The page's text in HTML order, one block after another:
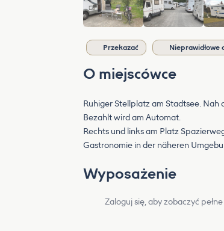
Przekazać Nieprawidłowe
O miejscówce
Ruhiger Stellplatz am Stadtsee. Nah
Bezahlt wird am Automat.
Rechts und links am Platz
Gastronomie in der näheren
Wyposażenie
Zaloguj się, aby zobaczyć